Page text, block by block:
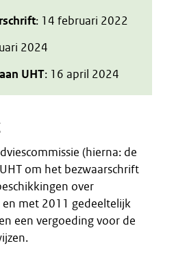
: 14 februari 2022
2024
UHT: 16 april 2024
(hierna: de
om het bezwaarschrift
over
met 2011 gedeeltelijk
een vergoeding voor de